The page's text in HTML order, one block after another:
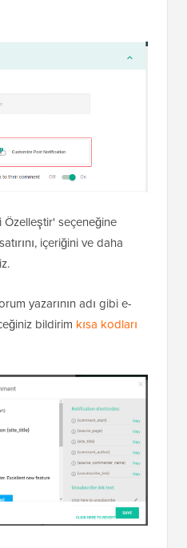
Özelleştir' seçeneğine
içeriğini ve daha
yazarının adı gibi e-
bildirim kısa kodları